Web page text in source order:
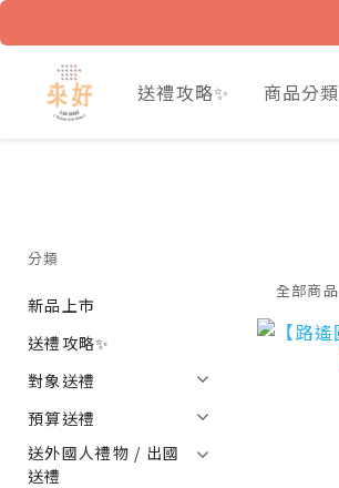
送禮攻略✨ 商品分類
分類
新品上市
送禮攻略✨
對象送禮
預算送禮
送外國人禮物 / 出國
送禮
全部商品